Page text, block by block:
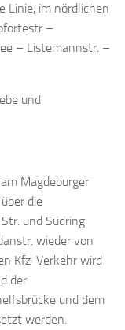
Linie, im nördlichen
–
– Listemannstr. –
und
Magdeburger
die
und Südring
wieder von
Kfz-Verkehr wird
der
und dem
werden.